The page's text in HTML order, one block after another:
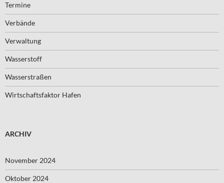
Termine
Verbände
Verwaltung
Wasserstoff
Wasserstraßen
Wirtschaftsfaktor Hafen
ARCHIV
November 2024
Oktober 2024